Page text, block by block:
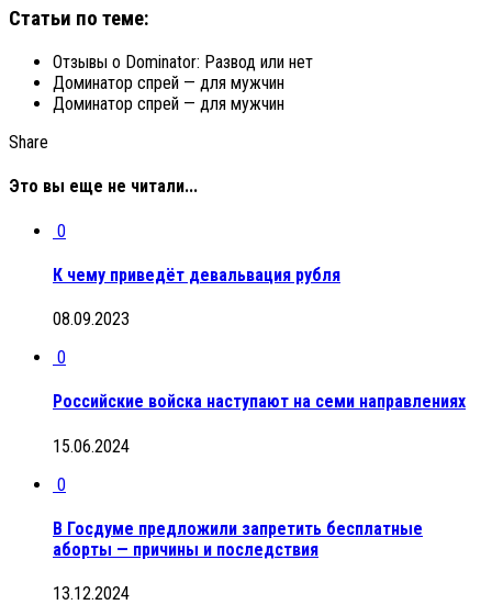
Статьи по теме:
Отзывы о Dominator: Развод или нет
Доминатор спрей — для мужчин
Доминатор спрей — для мужчин
Share
Это вы еще не читали...
0
К чему приведёт девальвация рубля
08.09.2023
0
Российские войска наступают на семи направлениях
15.06.2024
0
В Госдуме предложили запретить бесплатные
аборты — причины и последствия
13.12.2024